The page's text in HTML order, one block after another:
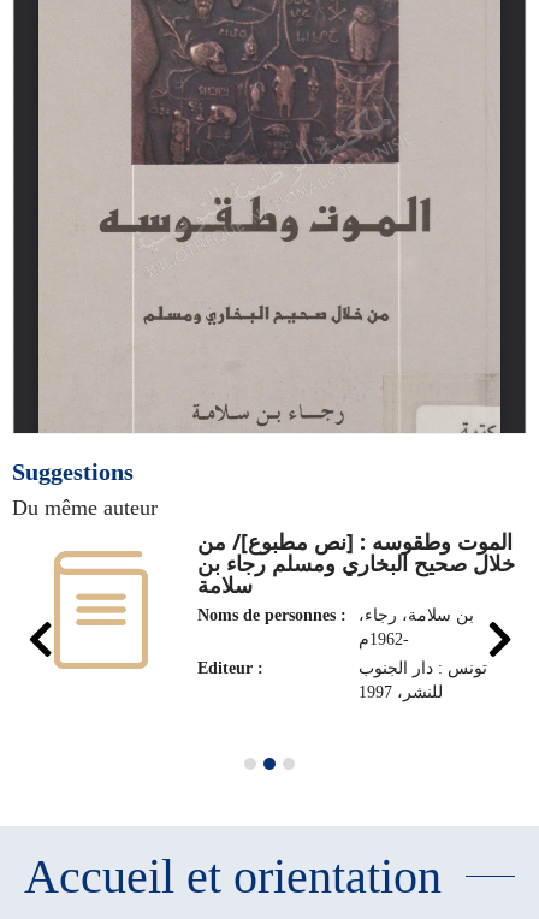
Suggestions
Du même auteur
الموت وطقوسه : [نص مطبوع]/ من
خلال صحيح البخاري ومسلم رجاء بن
سلامة
Noms de personnes :
بن سلامة، رجاء،
1962م-
Editeur :
تونس : دار الجنوب
للنشر، 1997
Accueil et orientation